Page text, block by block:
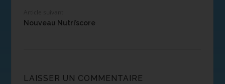
Nouveau Nutri’score
LAISSER UN COMMENTAIRE